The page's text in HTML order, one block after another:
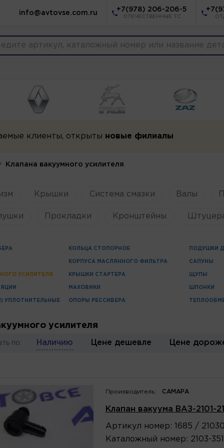
info@avtovse.com.ru
+7(978) 206-206-5
ОТЕЧЕСТВЕННЫЕ ТС
клиенты, открыты новые филиалы
Клапана вакуумного усилителя
Крышки Система смазки Валы
Прокладки Кронштейны
УСИЛИТЕЛЯ
УПЛОТНИТЕЛЬНЫЕ
КОЛЬЦА СТОПОРНОЕ
КОРПУСА МАСЛЯННОГО ФИЛЬТРА
КРЫШКИ СТАРТЕРА
МАХОВИКИ
ОПОРЫ РЕССИВЕРА
ПОДУШКИ
САПУНЫ
ЩУПЫ
ШПОНКИ
усилителя
по: Наличию Цене дешевле Цене
Производитель: САМАРА
Клапан вакуума ВАЗ-2101-
Артикул номер : 1685 /
Каталожный номер : 2103-